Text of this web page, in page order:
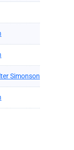
Simonson